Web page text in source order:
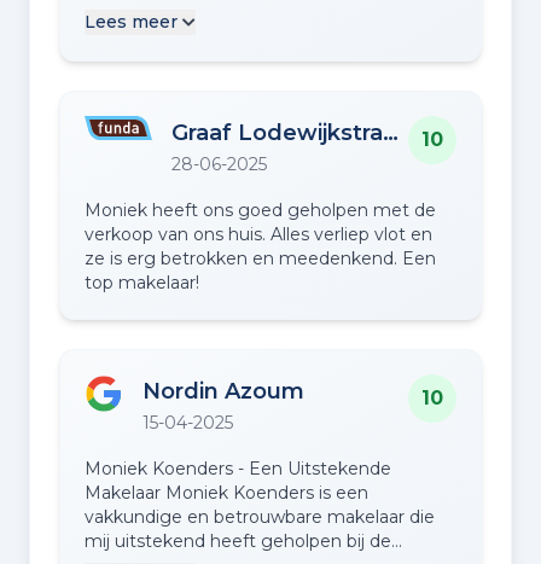
Wat ik daarnaast enorm waardeer, is haar
oriëntatie gaat. Daarnaast was ze er bij de
eindinspectie en zelfs bij de notaris. Die
toewijding en betrokkenheid maken echt
het verschil. Een buitengewoon kundige én
betrokken makelaar. Van harte aanbevolen!
makelaar met diepgaande kennis van
verrassende invalshoeken en zag ze
communicatie is bijzonder prettig: Moniek
reageert snel, luistert scherp naar je wensen
bezichtigingen…
Lees meer
Graaf Lodewijkstraat 12
28-06-2025
10
Moniek heeft ons goed geholpen met de
verkoop van ons huis. Alles verliep vlot en
ze is erg betrokken en meedenkend. Een
top makelaar!
Nordin Azoum
15-04-2025
10
Moniek Koenders - Een Uitstekende
Makelaar Moniek Koenders is een
vakkundige en betrouwbare makelaar die
mij uitstekend heeft geholpen bij de